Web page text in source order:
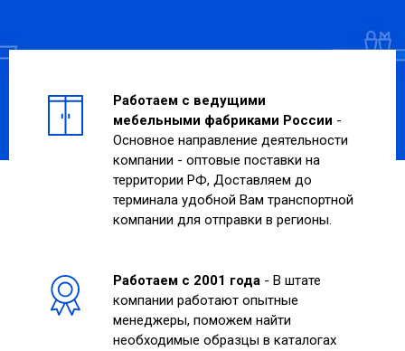
Работаем с ведущими
мебельными фабриками России -
Основное направление деятельности
компании - оптовые поставки на
территории РФ, Доставляем до
терминала удобной Вам транспортной
компании для отправки в регионы.
Работаем с 2001 года - В штате
компании работают опытные
менеджеры, поможем найти
необходимые образцы в каталогах